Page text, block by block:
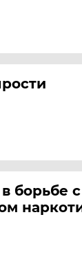
борьбе с